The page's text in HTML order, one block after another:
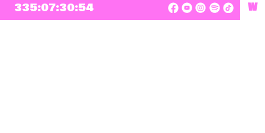
NEWSLETTER
335:07:30:53 W